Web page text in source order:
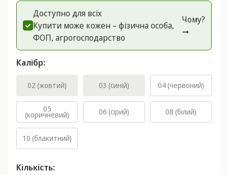
Доступно для всіх
Купити може кожен – фізична особа,
ФОП, агрогоспoдарство
Чому?
➞
Калібр:
02 (жовтий) 03 (синій) 04 (червоний)
05
(коричневий) 06 (сірий) 08 (білий)
10 (блакитний)
Кількість: